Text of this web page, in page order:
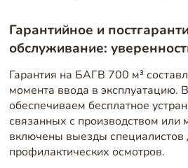
Гарантийное и
обслуживание:
Гарантия на БАГВ 700 м³
момента ввода в эксплуатацию.
обеспечиваем бесплатное
связанных с производством
включены выезды специалистов
профилактических осмотров.